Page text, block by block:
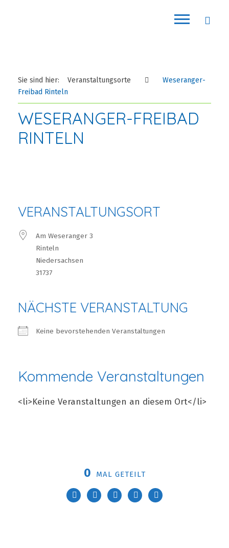
Sie sind hier: Veranstaltungsorte
Weseranger-
Freibad Rinteln
WESERANGER-FREIBAD
RINTELN
VERANSTALTUNGSORT
Am Weseranger 3
Rinteln
Niedersachsen
31737
NÄCHSTE VERANSTALTUNG
Keine bevorstehenden Veranstaltungen
Kommende Veranstaltungen
<li>Keine Veranstaltungen an diesem Ort</li>
0 MAL GETEILT